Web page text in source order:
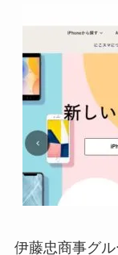
伊藤忠商事グ